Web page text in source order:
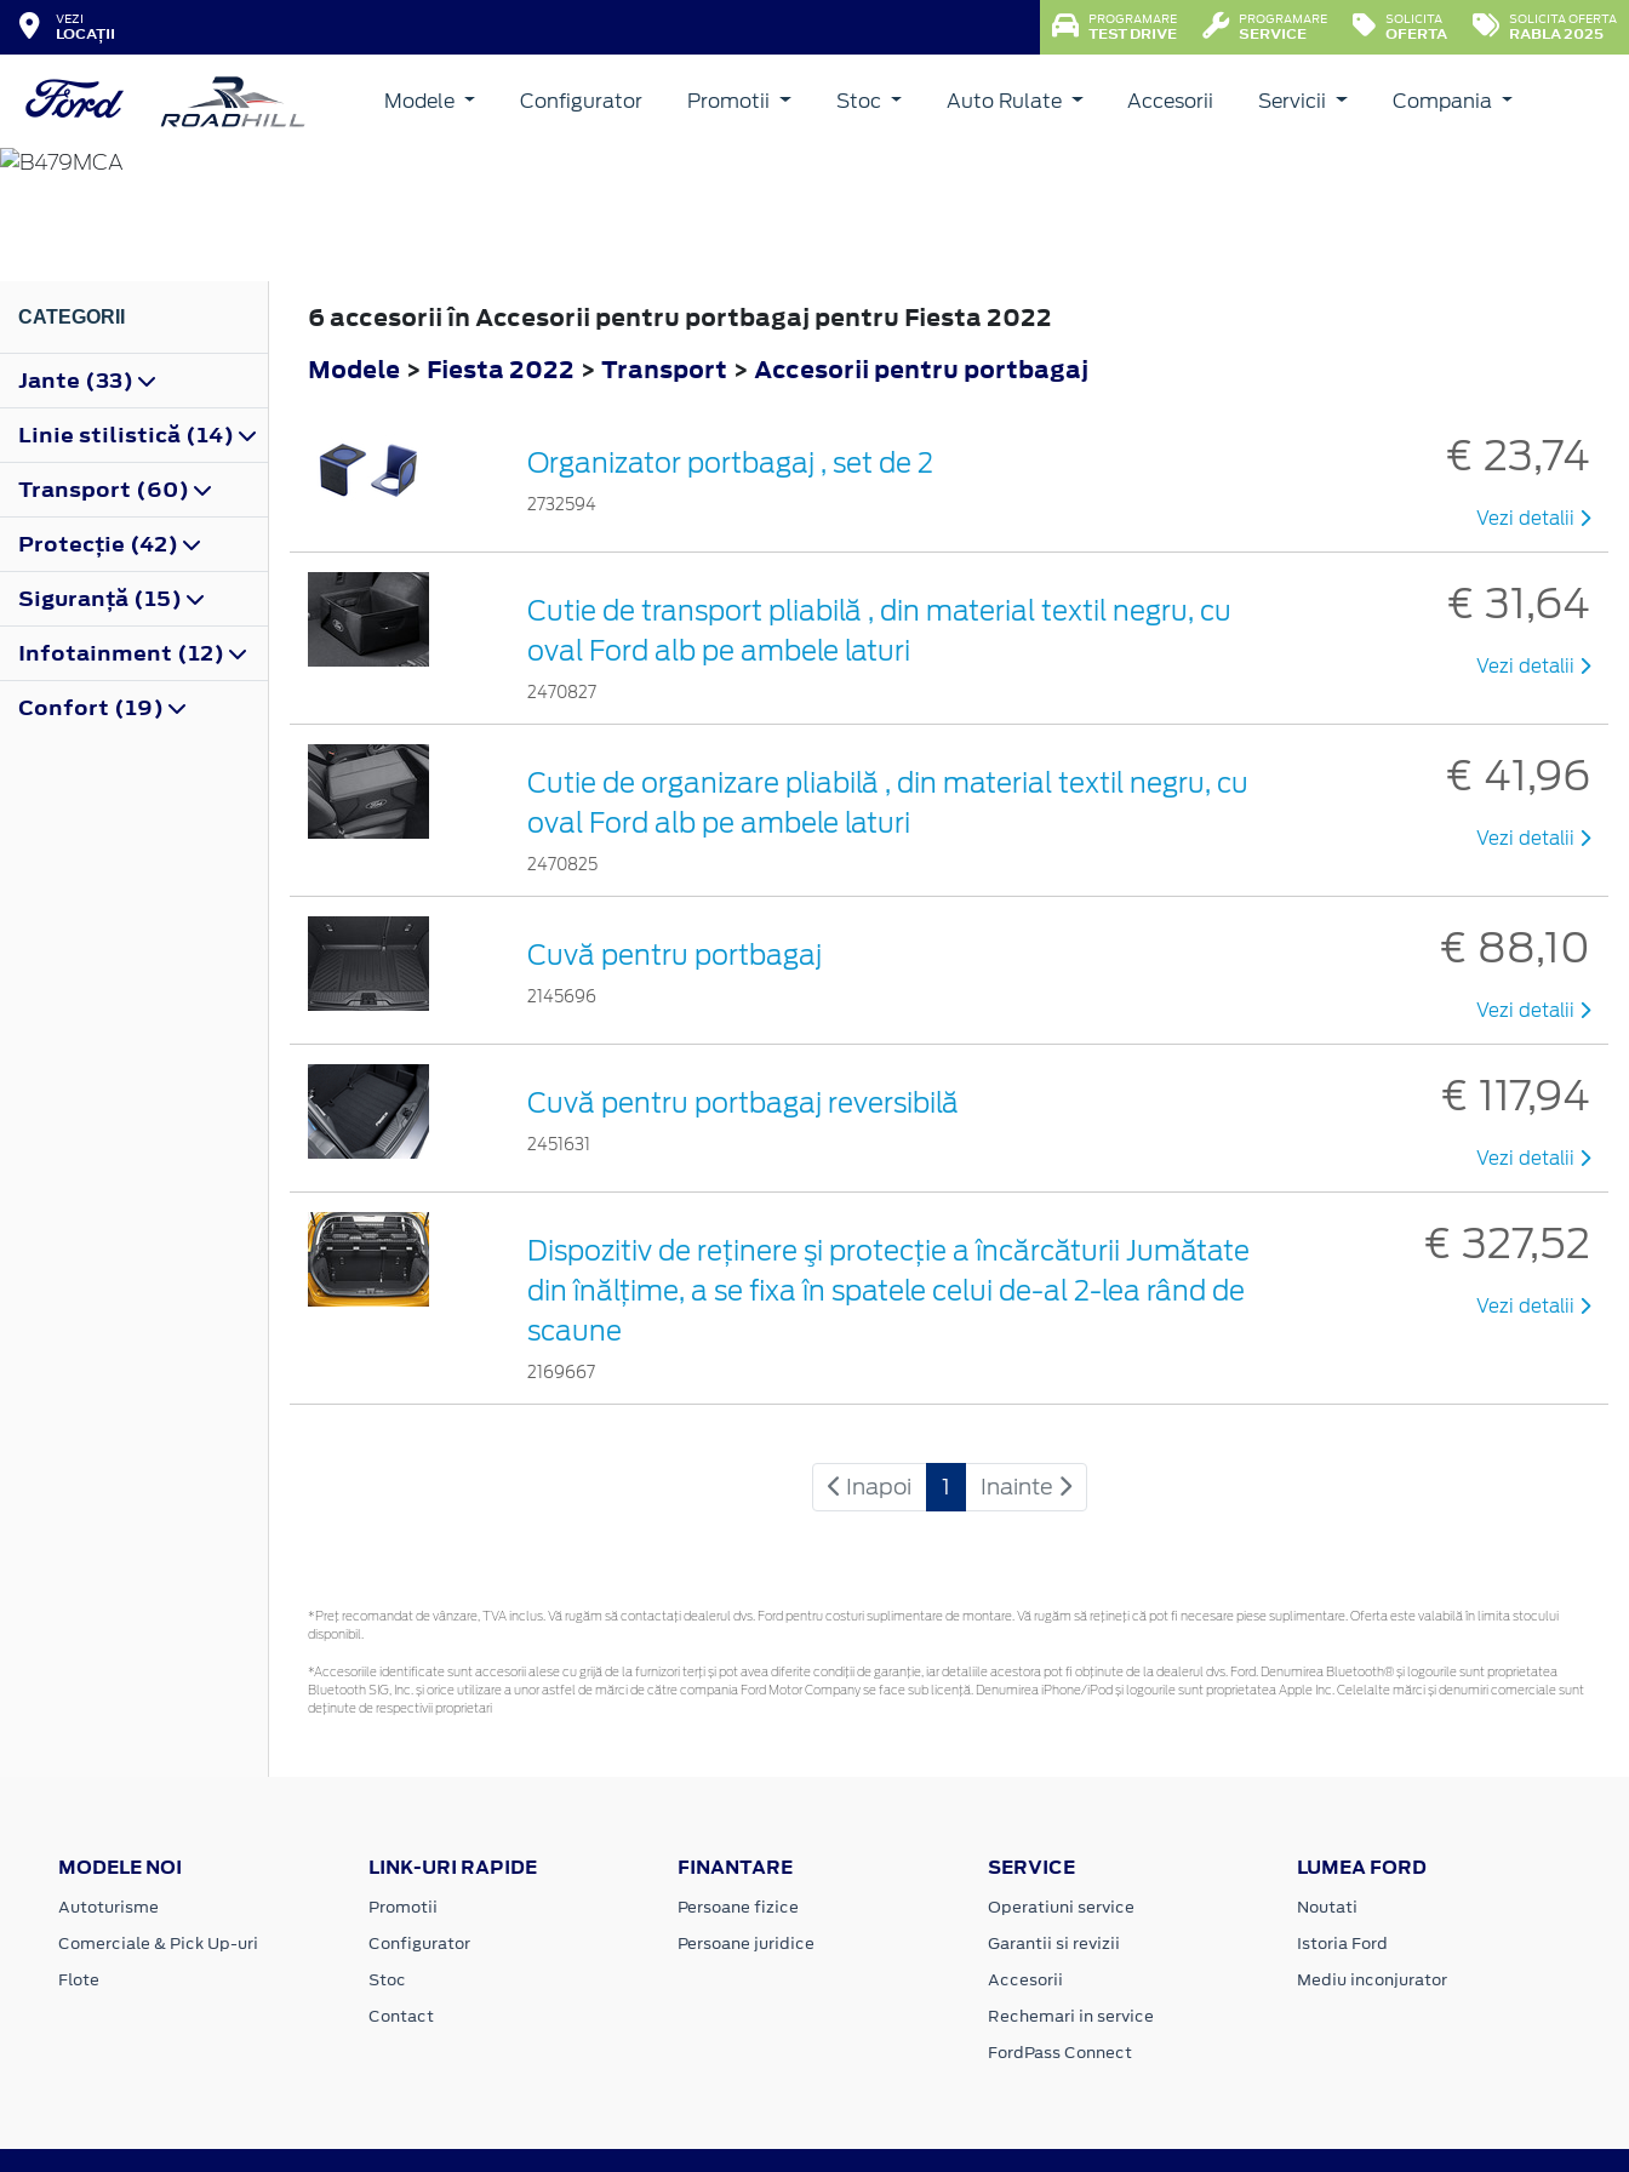
VEZI
LOCAȚII
PROGRAMARE
TEST DRIVE
PROGRAMARE
SERVICE
SOLICITA
OFERTA
SOLICITA OFERTA
RABLA 2025
Modele Configurator Promotii Stoc Auto Rulate Accesorii Servicii Compania
FIESTA
CATEGORII
Jante (33)
Linie stilistică (14)
Transport (60)
Protecţie (42)
Siguranţă (15)
Infotainment (12)
Confort (19)
6 accesorii în Accesorii pentru portbagaj pentru Fiesta 2022
Modele > Fiesta 2022 > Transport > Accesorii pentru portbagaj
Organizator portbagaj , set de 2
2732594
€ 23,74
Vezi detalii
Cutie de transport pliabilă , din material textil negru, cu
oval Ford alb pe ambele laturi
2470827
€ 31,64
Vezi detalii
Cutie de organizare pliabilă , din material textil negru, cu
oval Ford alb pe ambele laturi
2470825
€ 41,96
Vezi detalii
Cuvă pentru portbagaj
2145696
€ 88,10
Vezi detalii
Cuvă pentru portbagaj reversibilă
2451631
€ 117,94
Vezi detalii
Dispozitiv de reţinere şi protecţie a încărcăturii Jumătate
din înălțime, a se fixa în spatele celui de-al 2-lea rând de
scaune
2169667
€ 327,52
Vezi detalii
Inapoi 1 Inainte
*Preţ recomandat de vânzare, TVA inclus. Vă rugăm să contactaţi dealerul dvs. Ford pentru costuri suplimentare de montare. Vă rugăm să rețineți că pot fi necesare piese suplimentare. Oferta este valabilă în limita stocului
disponibil.
*Accesoriile identificate sunt accesorii alese cu grijă de la furnizori terți și pot avea diferite condiții de garanție, iar detaliile acestora pot fi obținute de la dealerul dvs. Ford. Denumirea Bluetooth® și logourile sunt proprietatea
Bluetooth SIG, Inc. și orice utilizare a unor astfel de mărci de către compania Ford Motor Company se face sub licență. Denumirea iPhone/iPod și logourile sunt proprietatea Apple Inc. Celelalte mărci și denumiri comerciale sunt
deținute de respectivii proprietari
MODELE NOI
Autoturisme
Comerciale & Pick Up-uri
Flote
LINK-URI RAPIDE
Promotii
Configurator
Stoc
Contact
FINANTARE
Persoane fizice
Persoane juridice
SERVICE
Operatiuni service
Garantii si revizii
Accesorii
Rechemari in service
FordPass Connect
LUMEA FORD
Noutati
Istoria Ford
Mediu inconjurator